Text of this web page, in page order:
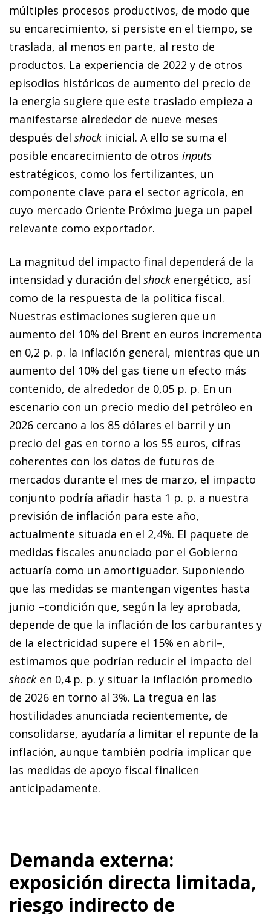
múltiples procesos productivos, de modo que
su encarecimiento, si persiste en el tiempo, se
traslada, al menos en parte, al resto de
productos. La experiencia de 2022 y de otros
episodios históricos de aumento del precio de
la energía sugiere que este traslado empieza a
manifestarse alrededor de nueve meses
después del shock inicial. A ello se suma el
posible encarecimiento de otros inputs
estratégicos, como los fertilizantes, un
componente clave para el sector agrícola, en
cuyo mercado Oriente Próximo juega un papel
relevante como exportador.
La magnitud del impacto final dependerá de la
intensidad y duración del shock energético, así
como de la respuesta de la política fiscal.
Nuestras estimaciones sugieren que un
aumento del 10% del Brent en euros incrementa
en 0,2 p. p. la inflación general, mientras que un
aumento del 10% del gas tiene un efecto más
contenido, de alrededor de 0,05 p. p. En un
escenario con un precio medio del petróleo en
2026 cercano a los 85 dólares el barril y un
precio del gas en torno a los 55 euros, cifras
coherentes con los datos de futuros de
mercados durante el mes de marzo, el impacto
conjunto podría añadir hasta 1 p. p. a nuestra
previsión de inflación para este año,
actualmente situada en el 2,4%. El paquete de
medidas fiscales anunciado por el Gobierno
actuaría como un amortiguador. Suponiendo
que las medidas se mantengan vigentes hasta
junio –condición que, según la ley aprobada,
depende de que la inflación de los carburantes y
de la electricidad supere el 15% en abril–,
estimamos que podrían reducir el impacto del
shock en 0,4 p. p. y situar la inflación promedio
de 2026 en torno al 3%. La tregua en las
hostilidades anunciada recientemente, de
consolidarse, ayudaría a limitar el repunte de la
inflación, aunque también podría implicar que
las medidas de apoyo fiscal finalicen
anticipadamente.
Demanda externa:
exposición directa limitada,
riesgo indirecto de